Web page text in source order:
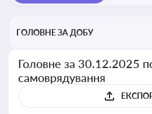
ГОЛОВНЕ ЗА ДОБУ
Головне за 30.12.2025
самоврядування